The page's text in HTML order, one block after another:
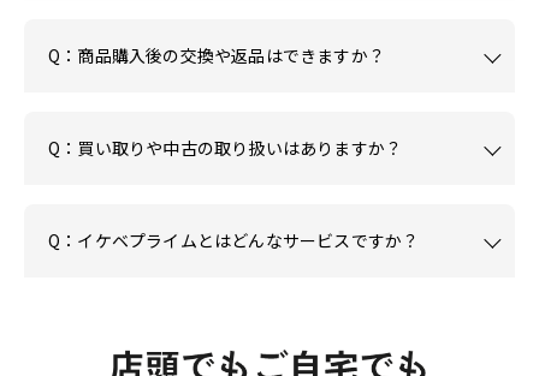
Q：商品購入後の交換や返品はできますか？
Q：買い取りや中古の取り扱いはありますか？
Q：イケベプライムとはどんなサービスですか？